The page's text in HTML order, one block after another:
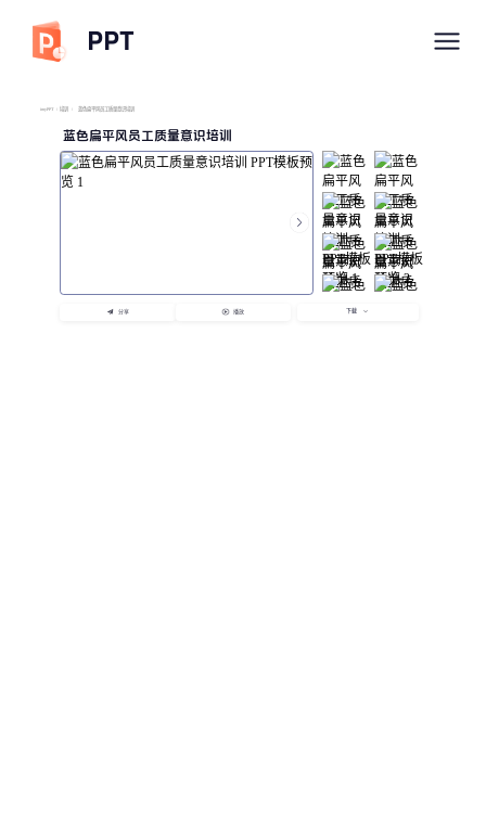
PPT
imyPPT / 培训 / 蓝色扁平风员工质量意识培训
蓝色扁平风员工质量意识培训
分享 播放 下载